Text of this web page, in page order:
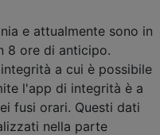
e attualmente sono in
8 ore di anticipo.
a cui è possibile
l'app di integrità è a
fusi orari. Questi dati
nella parte